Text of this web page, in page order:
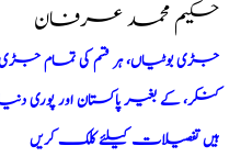
حکیم محمد عرفان
جڑی بوٹیاں، ہر قسم کی تمام
کنکر، کے بغیر پاکستان اور پوری
ہیں تفصیلات کیلئے کلک کریں